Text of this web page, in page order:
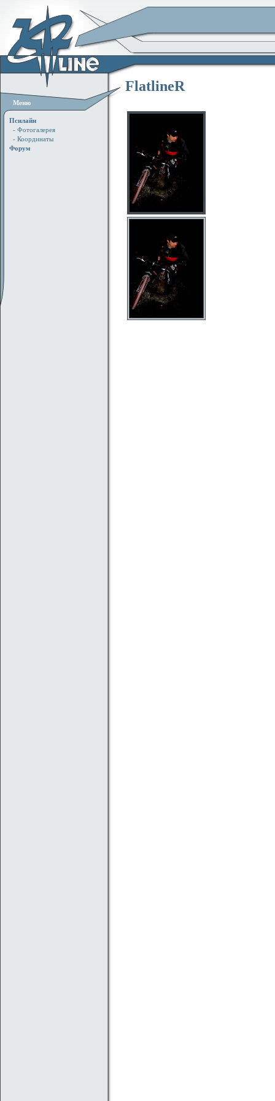
Меню
Псилайн
- Фотогалерея
- Координаты
Форум
FlatlineR